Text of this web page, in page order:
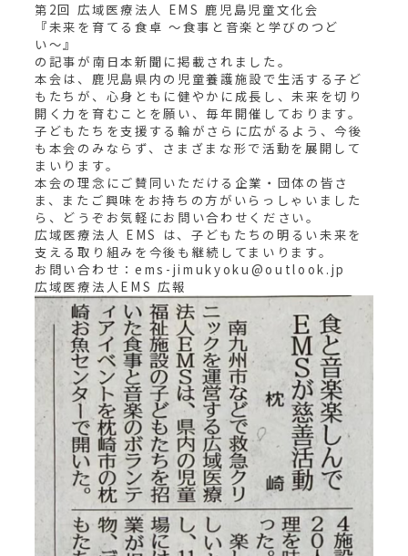
第2回 広域医療法人 EMS 鹿児島児童文化会
『未来を育てる食卓 〜食事と音楽と学びのつど
い〜』
の記事が南日本新聞に掲載されました。
本会は、鹿児島県内の児童養護施設で生活する子ど
もたちが、心身ともに健やかに成長し、未来を切り
開く力を育むことを願い、毎年開催しております。
子どもたちを支援する輪がさらに広がるよう、今後
も本会のみならず、さまざまな形で活動を展開して
まいります。
本会の理念にご賛同いただける企業・団体の皆さ
ま、またご興味をお持ちの方がいらっしゃいました
ら、どうぞお気軽にお問い合わせください。
広域医療法人 EMS は、子どもたちの明るい未来を
支える取り組みを今後も継続してまいります。
お問い合わせ：ems-jimukyoku@outlook.jp
広域医療法人EMS 広報